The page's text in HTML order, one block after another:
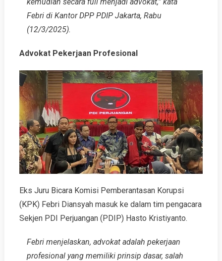
kemudian secara full menjadi advokat,” kata
Febri di Kantor DPP PDIP Jakarta, Rabu
(12/3/2025).
Advokat Pekerjaan Profesional
Eks Juru Bicara Komisi Pemberantasan Korupsi
(KPK) Febri Diansyah masuk ke dalam tim pengacara
Sekjen PDI Perjuangan (PDIP) Hasto Kristiyanto.
Febri menjelaskan, advokat adalah pekerjaan
profesional yang memiliki prinsip dasar, salah